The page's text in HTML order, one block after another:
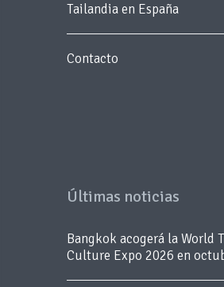
Tailandia en España
Contacto
Últimas noticias
Bangkok acogerá la World
Culture Expo 2026 en